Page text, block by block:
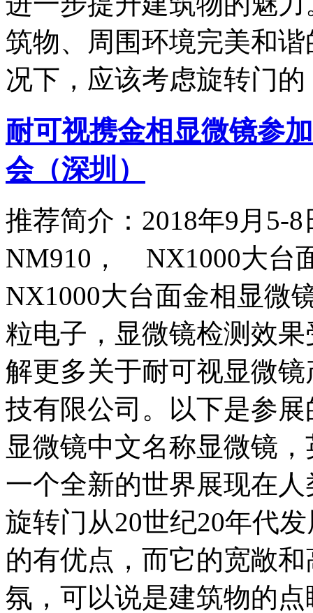
筑物、周围环境完美和
况下，应该考虑旋转门的
耐可视携金相显微镜参
会（深圳）
推荐简介：2018年9月5-
NM910， NX1000大台
NX1000大台面金相显微
粒电子，显微镜检测效
解更多关于耐可视显微
技有限公司。以下是参
显微镜中文名称显微镜
一个全新的世界展现在
旋转门从20世纪20年代
的有优点，而它的宽敞
氛，可以说是建筑物的